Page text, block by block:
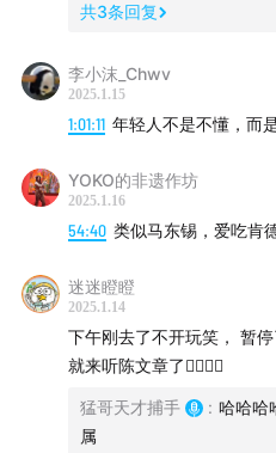
---福利专区---
伞保险经纪为大家带来了“天
一分钱保险咨询
www.xiaoyusan.com，
服务～
共3条回复
李小沫_Chwv
2025.1.15
1:01:11 年轻人不是不懂，而
YOKO的非遗作坊
2025.1.16
54:40 类似马东锡，爱吃肯
迷迷瞪瞪
2025.1.14
下午刚去了不开玩笑， 暂
就来听陈文章了🚴‍♀️🚴‍♀️
猛哥天才捕手 : 哈哈哈
属